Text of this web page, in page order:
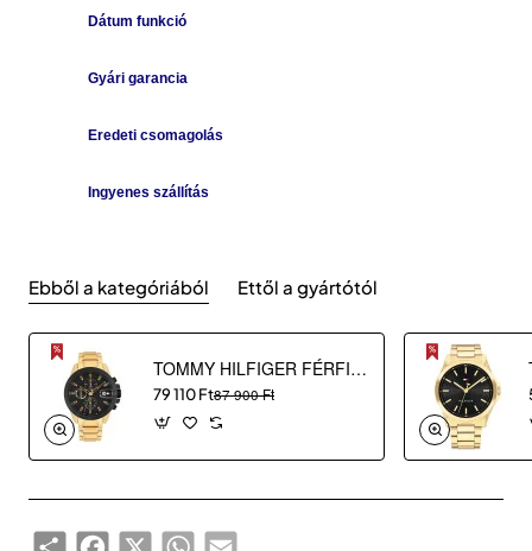
Dátum funkció
Gyári garancia
Eredeti csomagolás
Ingyenes szállítás
Ebből a kategóriából Ettől a gyártótól
TOMMY HILFIGER FÉRFI KARÓRA TH1792199
79 110 Ft87 900 Ft
ShareFacebook
X WhatsAppEmail